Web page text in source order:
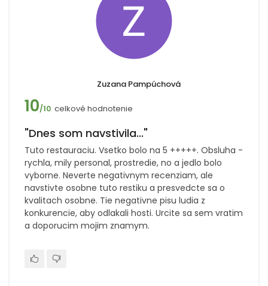
Zuzana Pampúchová
10/10 celkové hodnotenie
"Dnes som navstivila..."
Tuto restauraciu. Vsetko bolo na 5 +++++. Obsluha -
rychla, mily personal, prostredie, no a jedlo bolo
vyborne. Neverte negativnym recenziam, ale
navstivte osobne tuto restiku a presvedcte sa o
kvalitach osobne. Tie negativne pisu ludia z
konkurencie, aby odlakali hosti. Urcite sa sem vratim
a doporucim mojim znamym.